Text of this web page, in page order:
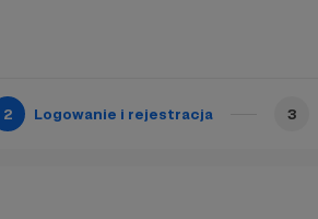
2 Logowanie i rejestracja 3